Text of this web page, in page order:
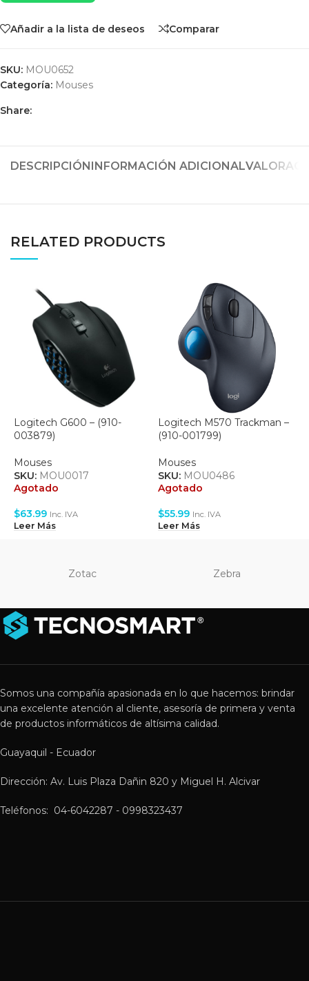
Añadir a la lista de deseos Comparar
SKU: MOU0652
Categoría: Mouses
Share:
DESCRIPCIÓN INFORMACIÓN ADICIONAL
RELATED PRODUCTS
Logitech G600 – (910-
003879)
Mouses
SKU: MOU0017
Agotado
$63.99 Inc. IVA
Leer Más
Logitech M570 Trackman –
(910-001799)
Mouses
SKU: MOU0486
Agotado
$55.99 Inc. IVA
Leer Más
Zotac Zebra
Somos una compañía apasionada en lo que hacemos: brindar
una excelente atención al cliente, asesoría de primera y venta
de productos informáticos de altísima calidad.
Guayaquil - Ecuador
Dirección: Av. Luis Plaza Dañin 820 y Miguel H. Alcivar
Teléfonos: 04-6042287 - 0998323437